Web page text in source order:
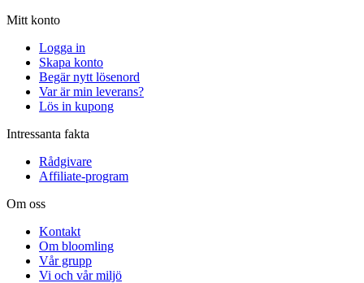
Mitt konto
Logga in
Skapa konto
Begär nytt lösenord
Var är min leverans?
Lös in kupong
Intressanta fakta
Rådgivare
Affiliate-program
Om oss
Kontakt
Om bloomling
Vår grupp
Vi och vår miljö